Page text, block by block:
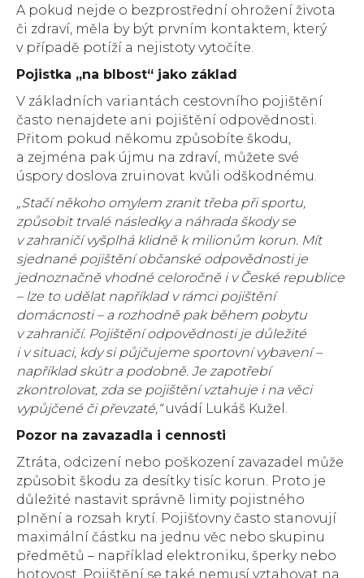
A pokud nejde o bezprostřední ohrožení života
či zdraví, měla by být prvním kontaktem, který
v případě potíží a nejistoty vytočíte.
Pojistka „na blbost“ jako základ
V základních variantách cestovního pojištění
často nenajdete ani pojištění odpovědnosti.
Přitom pokud někomu způsobíte škodu,
a zejména pak újmu na zdraví, můžete své
úspory doslova zruinovat kvůli odškodnému.
„Stačí někoho omylem zranit třeba při sportu,
způsobit trvalé následky a náhrada škody se
v zahraničí vyšplhá klidně k milionům korun. Mít
sjednané pojištění občanské odpovědnosti je
jednoznačně vhodné celoročně i v České republice
– lze to udělat například v rámci pojištění
domácnosti – a rozhodně pak během pobytu
v zahraničí. Pojištění odpovědnosti je důležité
i v situaci, kdy si půjčujeme sportovní vybavení –
například skútr a podobně. Je zapotřebí
zkontrolovat, zda se pojištění vztahuje i na věci
vypůjčené či převzaté,“uvádí Lukáš Kužel.
Pozor na zavazadla i cennosti
Ztráta, odcizení nebo poškození zavazadel může
způsobit škodu za desítky tisíc korun. Proto je
důležité nastavit správně limity pojistného
plnění a rozsah krytí. Pojišťovny často stanovují
maximální částku na jednu věc nebo skupinu
předmětů – například elektroniku, šperky nebo
hotovost. Pojištění se také nemusí vztahovat na